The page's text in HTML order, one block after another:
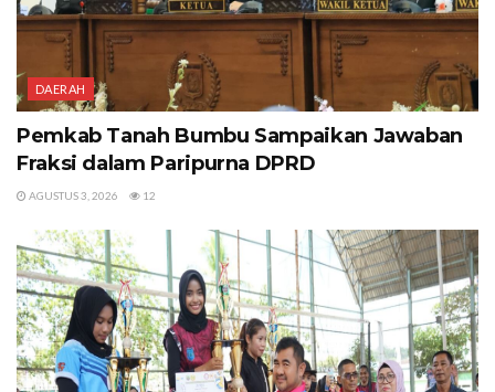
DAERAH
Pemkab Tanah Bumbu Sampaikan Jawaban
Fraksi dalam Paripurna DPRD
AGUSTUS 3, 2026 12